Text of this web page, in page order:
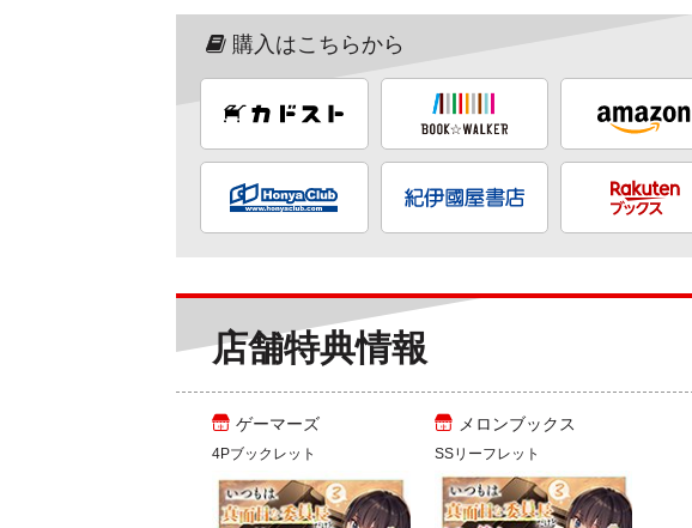
購入はこちらから
店舗特典情報
ゲーマーズ
4Pブックレット
メロンブックス
SSリーフレット